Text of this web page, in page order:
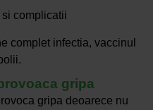
complicatii
complet infectia, vaccinul
gripa
gripa deoarece nu